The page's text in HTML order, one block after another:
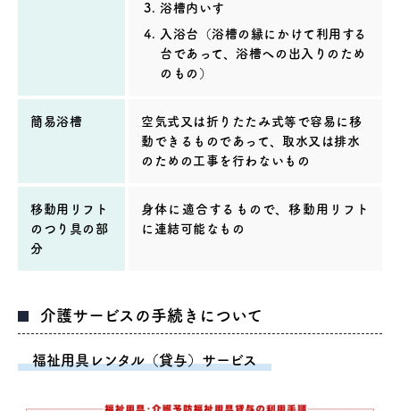
浴槽内いす
入浴台（浴槽の縁にかけて利用する
台であって、浴槽への出入りのため
のもの）
簡易浴槽
空気式又は折りたたみ式等で容易に移
動できるものであって、取水又は排水
のための工事を行わないもの
移動用リフト
のつり具の部
分
身体に適合するもので、移動用リフト
に連結可能なもの
介護サービスの手続きについて
福祉用具レンタル（貸与）サービス